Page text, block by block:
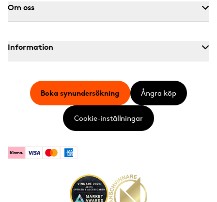
Om oss
Information
KlarnaVisa MastercardAmerican Express
Boka synundersökning Ångra köp
Cookie-inställningar